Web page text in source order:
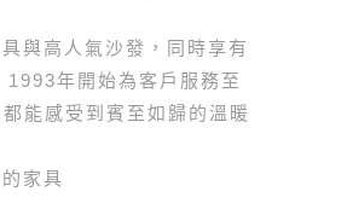
與高人氣沙發，同時享有
年開始為客戶服務至
能感受到賓至如歸的溫暖
家具